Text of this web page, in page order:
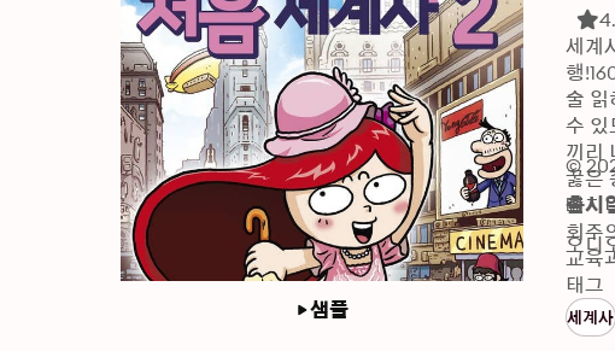
샘플
세계
행
술 읽
수 있
끼리
꿇은
빠지
회주
교육
『용
선빈
요.
©
출시
오디
태그
세계사